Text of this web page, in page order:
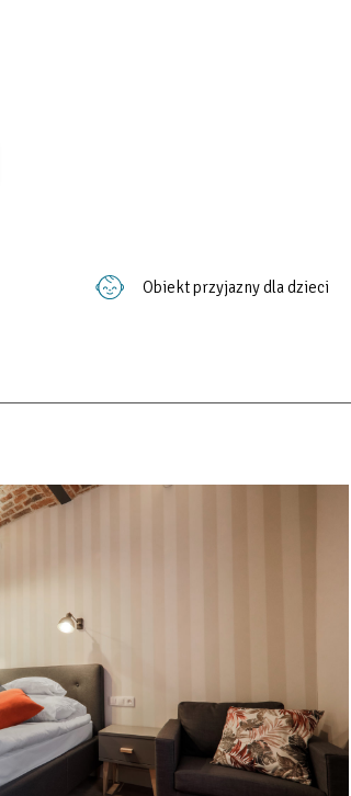
Obiekt przyjazny dla dzieci